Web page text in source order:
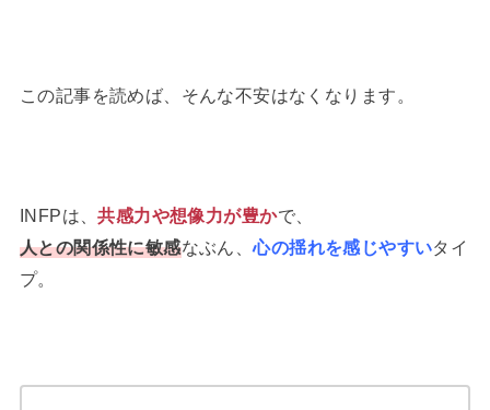
この記事を読めば、そんな不安はなくなります。
INFPは、共感力や想像力が豊かで、
人との関係性に敏感なぶん、心の揺れを感じやすいタイ
プ。